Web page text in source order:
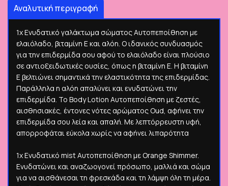
Αναλυτική περιγραφή
1x Ενυδατικό γαλάκτωμα σώματος Αυτοπεποίθηση με
ελαιόλαδο, βιταμίνη Ε και αλόη. Ο ιδανικός συνδυασμός
για την επιδερμίδα σου αφού το ελαιόλαδο είναι πλούσιο
σε αντιοξειδωτικές ουσίες, όπως η βιταμίνη E. Η βιταμίνη
Ε βελτιώνει σημαντικά την ελαστικότητα της επιδερμίδας.
Παράλληλα η αλόη απαλύνει και ενυδατώνει την
επιδερμίδα. Το Body Lotion Αυτοπεποίθηση με ζεστές,
αισθησιακές, έντονες νότες αρώματος Oud, αφήνει την
επιδερμίδα σου λεία και απαλή. Με λεπτόρρευστη υφή,
απορροφάται εύκολα χωρίς να αφήνει λιπαρότητα
1x Ενυδατικό mist Αυτοπεποίθηση με Orange Shimmer.
Ενυδατώνει και αναζωογονεί πρόσωπο, μαλλιά και σώμα
για να αισθάνεσαι τη φρεσκάδα και τη λάμψη όλη τη μέρα.